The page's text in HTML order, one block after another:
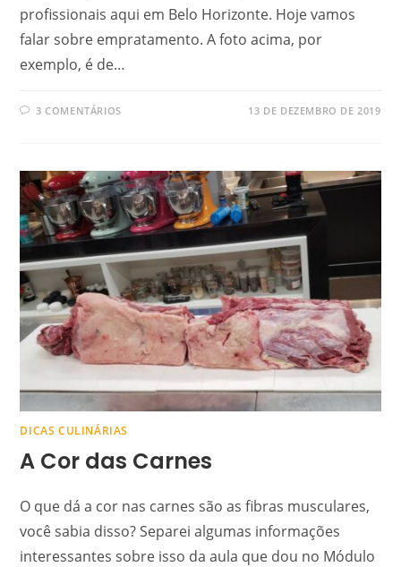
profissionais aqui em Belo Horizonte. Hoje vamos
falar sobre empratamento. A foto acima, por
exemplo, é de…
3 COMENTÁRIOS 13 DE DEZEMBRO DE 2019
DICAS CULINÁRIAS
A Cor das Carnes
O que dá a cor nas carnes são as fibras musculares,
você sabia disso? Separei algumas informações
interessantes sobre isso da aula que dou no Módulo